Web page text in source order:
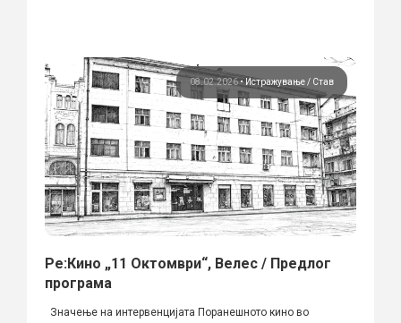
08.02.2026•Истражување Став
Ре:Кино „11 Октомври“, Велес / Предлог
програма
Значење на интервенцијата Поранешното кино во